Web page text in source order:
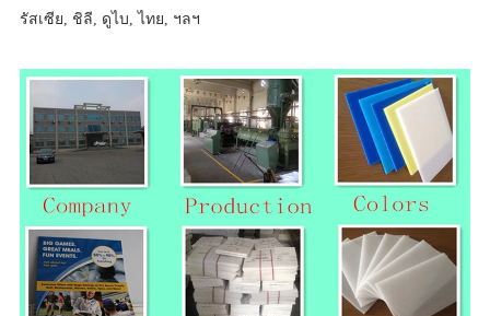
รัสเซีย, ชิลี, ดูไบ, ไทย, ฯลฯ